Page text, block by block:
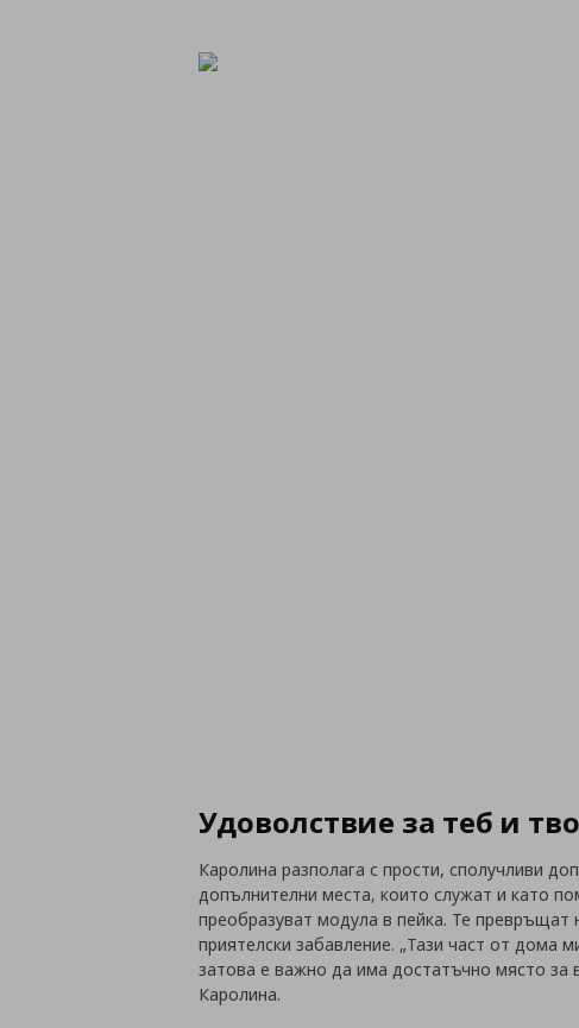
Удоволствие за теб и
Каролина разполага с прости, сполучливи
допълнителни места, които служат и като
преобразуват модула в пейка. Те превръщат
приятелски забавление. „Тази част от дома
затова е важно да има достатъчно място за
Каролина.